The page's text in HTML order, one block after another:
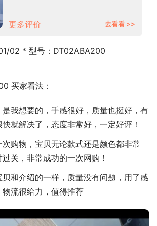
更多评价
去看看 >>
02 * 型号：DT02ABA200
买家看法：
我想要的，手感很好，质量也挺好，有
就解决了，态度非常好，一定好评！
购物，宝贝无论款式还是颜色都非常
关，非常成功的一次网购！
和介绍的一样，质量没有问题，用了感
流很给力，值得推荐